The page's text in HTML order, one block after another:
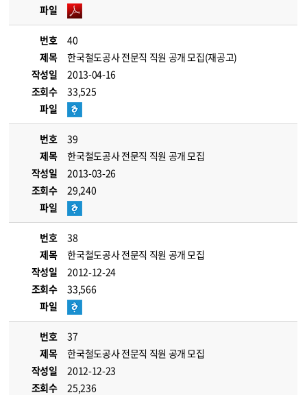
파일
번호
40
제목
한국철도공사 전문직 직원 공개 모집(재공고)
작성일
2013-04-16
조회수
33,525
파일
번호
39
제목
한국철도공사 전문직 직원 공개 모집
작성일
2013-03-26
조회수
29,240
파일
번호
38
제목
한국철도공사 전문직 직원 공개 모집
작성일
2012-12-24
조회수
33,566
파일
번호
37
제목
한국철도공사 전문직 직원 공개 모집
작성일
2012-12-23
조회수
25,236